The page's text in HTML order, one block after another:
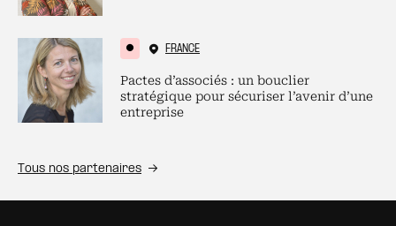
FRANCE
Pactes d’associés : un bouclier
stratégique pour sécuriser l’avenir d’une
entreprise
Tous nos partenaires